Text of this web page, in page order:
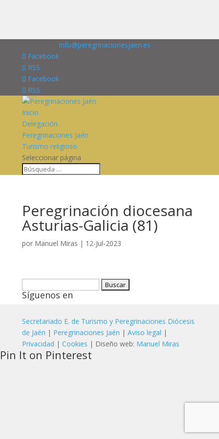
info@peregrinacionesjaen.es
Facebook
RSS
Facebook
RSS
Inicio
Delegación
Peregrinaciones Jaén
Turismo religioso
Seleccionar página
Peregrinación diocesana
Asturias-Galicia (81)
por Manuel Miras | 12-Jul-2023
Síguenos en
Secretariado E. de Turismo y Peregrinaciones Diócesis
de Jaén | Peregrinaciones Jaén | Aviso legal |
Privacidad | Cookies | Diseño web: Manuel Miras
Pin It on Pinterest